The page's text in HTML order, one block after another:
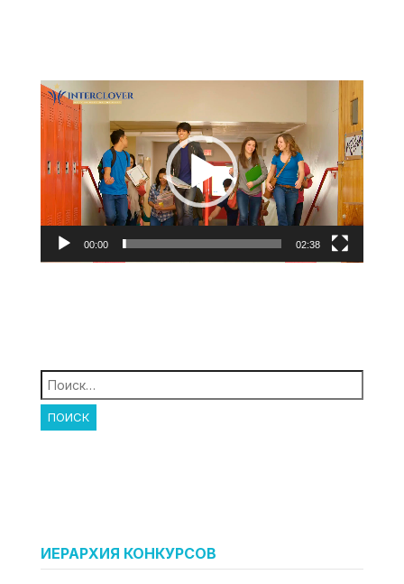
Видеоплеер
00:00 02:38
Найти:
ИЕРАРХИЯ КОНКУРСОВ